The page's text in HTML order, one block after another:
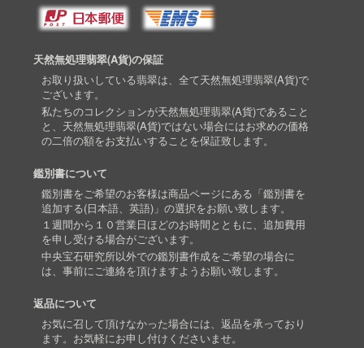
天然無処理翡翠(A貨)の保証
お取り扱いしている翡翠は、全て天然無処理翡翠(A貨)で
ございます。
私たちのコレクションが天然無処理翡翠(A貨)であること
と、天然無処理翡翠(A貨)ではない場合にはお求めの価格
の二倍の額をお支払いすることを保証致します。
鑑別書について
鑑別書をご希望のお客様は商品ページにある「鑑別書を
追加する(日本語、英語)」の選択をお願い致します。
１週間から１０営業日ほどのお時間とともに、追加費用
を申し受ける場合がございます。
中央宝石研究所以外での鑑別書作成をご希望の場合に
は、事前にご連絡を頂けますようお願い致します。
返品について
お気に召して頂けなかった場合には、返品を承っており
ます。お気軽にお申し付けくださいませ。